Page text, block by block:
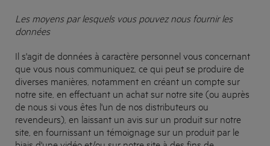
Les moyens par lesquels vous pouvez nous fournir les
données
Il s'agit de données à caractère personnel vous concernant
que vous nous communiquez, ce qui peut se produire de
diverses manières, notamment en créant un compte sur
notre site, en effectuant un achat sur notre site (ou auprès
de nous si vous êtes l'un de nos distributeurs ou
revendeurs), en laissant un avis sur un produit sur notre
site, en fournissant un témoignage sur un produit par le